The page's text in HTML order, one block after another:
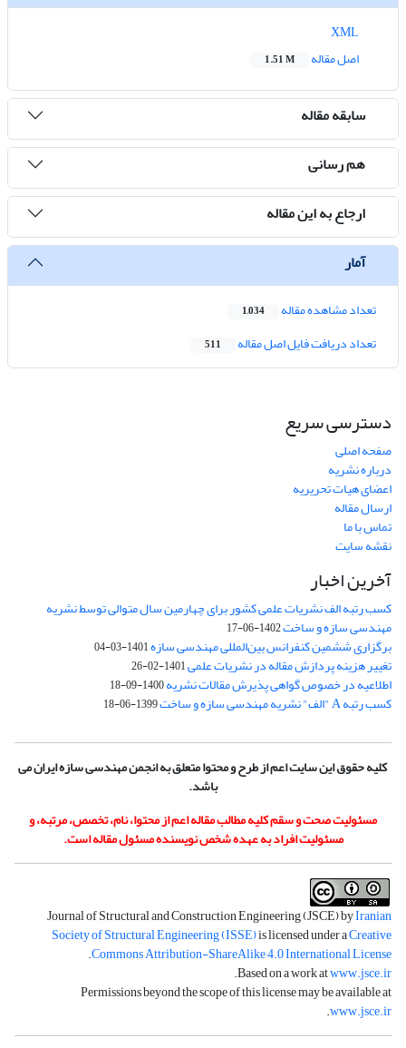
اصل مقاله
1.51 M
سابقه مقاله
هم رسانی
ارجاع به این مقاله
آمار
تعداد مشاهده مقاله 1,034
تعداد دریافت فایل اصل مقاله 511
دسترسی سریع
صفحه اصلی
درباره نشریه
اعضای هیات تحریریه
ارسال مقاله
تماس با ما
نقشه سایت
آخرین اخبار
کسب رتبه الف نشریات علمی کشور برای چهارمین سال متوالی توسط نشریه
مهندسی سازه و ساخت1402-06-17
برگزاری ششمین کنفرانس بین‌المللی مهندسی سازه1401-03-04
تغییر هزینه پردازش مقاله در نشریات علمی1401-02-26
اطلاعیه در خصوص گواهی پذیرش مقالات نشریه1400-09-18
کسب رتبه A "الف" نشریه مهندسی سازه و ساخت 1399-06-18
کلیه حقوق این سایت اعم از طرح و محتوا متعلق به انجمن مهندسی سازه ایران می
باشد.
مسئولیت صحت و سقم کلیه مطالب مقاله اعم از محتوا، نام، تخصص، مرتبه، و
مسئولیت افراد به عهده شخص نویسنده مسئول مقاله است.
Journal of Structural and Construction Engineering (JSCE) byIranian
Society of Structural Engineering (ISSE)is licensed under aCreative
Commons Attribution-ShareAlike 4.0 International License
.
Based on a work atwww.jsce.ir
.
Permissions beyond the scope of this license may be available at
www.jsce.ir
.